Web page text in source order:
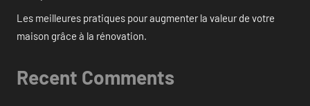
Les meilleures pratiques pour augmenter la valeur de votre
maison grâce à la rénovation.
Recent Comments